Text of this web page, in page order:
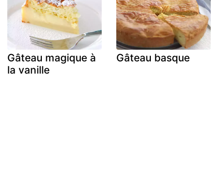
Gâteau magique à
la vanille
Gâteau basque